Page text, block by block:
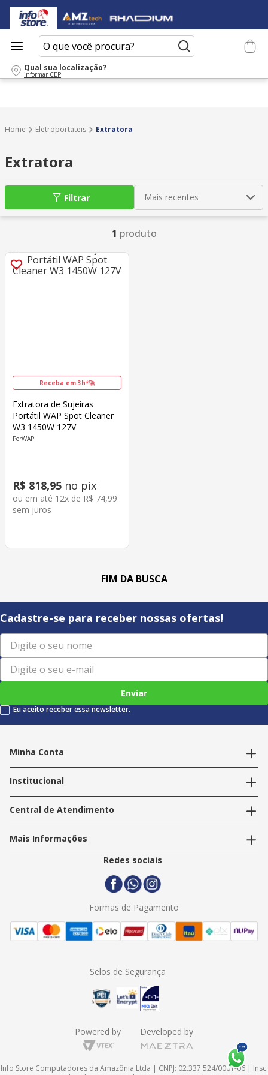
O que você procura?
Qual sua localização?
informar CEP
Eletroportateis Extratora
Extratora
Mais recentes
Filtrar
1 produto
Receba em 3h*🚀
Extratora de Sujeiras
Portátil WAP Spot Cleaner
W3 1450W 127V
WAP
R$ 818,95 no pix
ou em até 12x de R$ 74,99
sem juros
Cadastre-se para receber nossas ofertas!
Enviar
Eu aceito receber essa newsletter.
Minha Conta
Editar endereços
Institucional
Nossas Lojas
Trabalhe Conosco
Central de Atendimento
Política de Privacidade
Termos e Condições
Politica de Entrega
Mais Informações
2ª Via Nota Fiscal
Redes sociais
Formas de Pagamento
Selos de Segurança
Powered by Developed by
Info Store Computadores da Amazônia Ltda | CNPJ: 02.337.524/0001-06 | Insc.